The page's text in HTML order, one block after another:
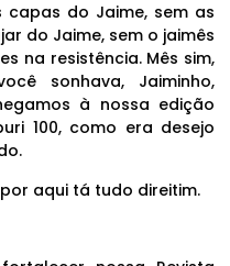
capas do Jaime, sem as
do Jaime, sem o jaimês
na resistência. Mês sim,
sonhava, Jaiminho,
à nossa edição
100, como era desejo
aqui tá tudo direitim.